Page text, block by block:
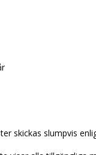
skickas slumpvis